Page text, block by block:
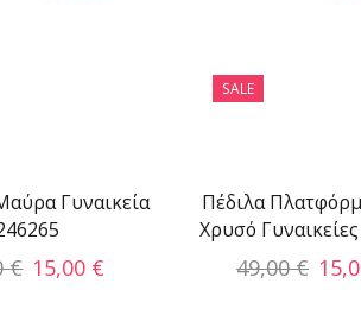
Γυναικεία
€ 15,00 €
SALE
Πέδιλα
Χρυσό
49,00€